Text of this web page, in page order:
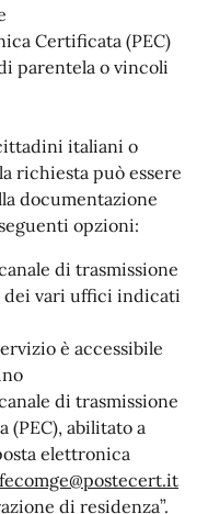
Certificata (PEC)
parentela o vincoli
italiani o
richiesta può essere
documentazione
opzioni:
di trasmissione
dei vari uffici indicati
è accessibile
di trasmissione
abilitato a
elettronica
di residenza”.